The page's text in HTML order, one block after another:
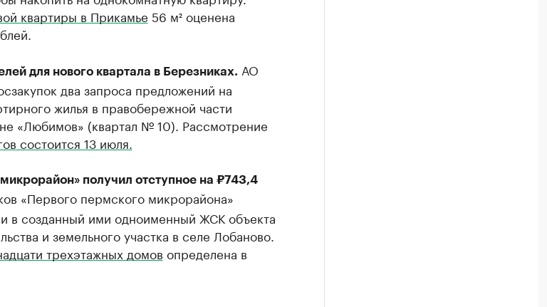
квартиры в Прикамье 56 м² оценена
для нового квартала в Березниках. АО
два запроса предложений на
жилья в правобережной части
«Любимов» (квартал № 10). Рассмотрение
состоится 13 июля.
получил отступное на ₽743,4
«Первого пермского микрорайона»
в созданный ими одноименный ЖСК объекта
и земельного участка в селе Лобаново.
трехэтажных домов определена в